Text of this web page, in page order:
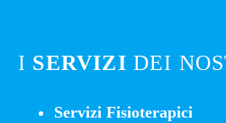
I SERVIZI DEI
Servizi Fisioterapici